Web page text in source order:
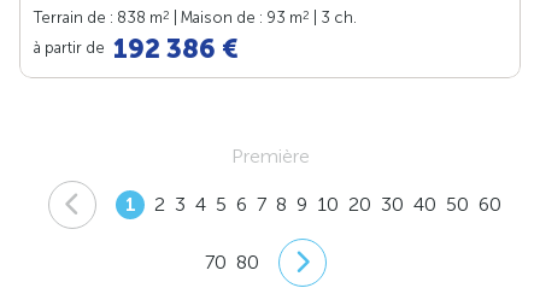
Terrain de : 838 m2 | Maison de : 93 m2
| 3 ch.
à partir de 192 386 €
Première
1 2 3 4 5 6 7 8 9 10 20 30 40 50 60
70 80